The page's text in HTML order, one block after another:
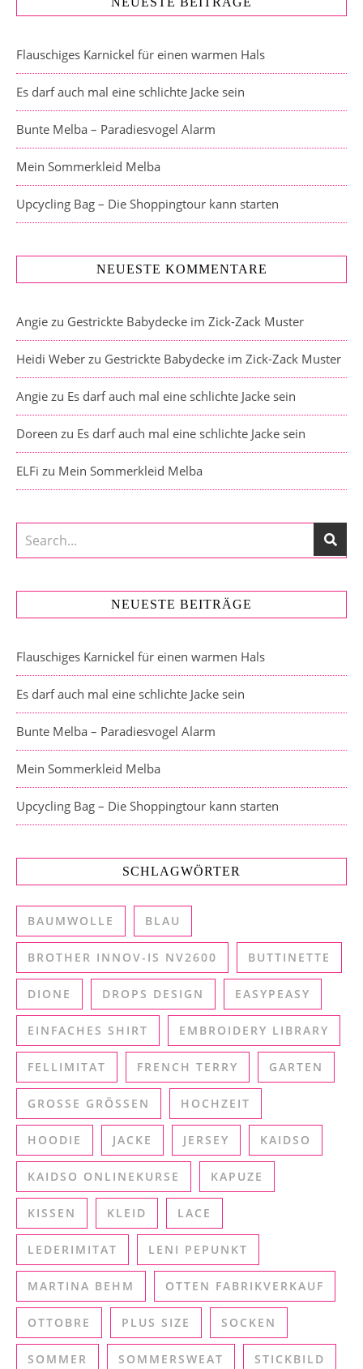
Flauschiges Karnickel für einen warmen Hals
Es darf auch mal eine schlichte Jacke sein
Bunte Melba – Paradiesvogel Alarm
Mein Sommerkleid Melba
Upcycling Bag – Die Shoppingtour kann starten
NEUESTE KOMMENTARE
Angie zu Gestrickte Babydecke im Zick-Zack Muster
Heidi Weber zu Gestrickte Babydecke im Zick-Zack Muster
Angie zu Es darf auch mal eine schlichte Jacke sein
Doreen zu Es darf auch mal eine schlichte Jacke sein
ELFi zu Mein Sommerkleid Melba
NEUESTE BEITRÄGE
Flauschiges Karnickel für einen warmen Hals
Es darf auch mal eine schlichte Jacke sein
Bunte Melba – Paradiesvogel Alarm
Mein Sommerkleid Melba
Upcycling Bag – Die Shoppingtour kann starten
SCHLAGWÖRTER
BAUMWOLLE BLAU
BROTHER INNOV-IS NV2600 BUTTINETTE
DIONE DROPS DESIGN EASYPEASY
EINFACHES SHIRT EMBROIDERY LIBRARY
FELLIMITAT FRENCH TERRY GARTEN
GROSSE GRÖSSEN HOCHZEIT
HOODIE JACKE JERSEY KAIDSO
KAIDSO ONLINEKURSE KAPUZE
KISSEN KLEID LACE
LEDERIMITAT LENI PEPUNKT
MARTINA BEHM OTTEN FABRIKVERKAUF
OTTOBRE PLUS SIZE SOCKEN
SOMMER SOMMERSWEAT STICKBILD